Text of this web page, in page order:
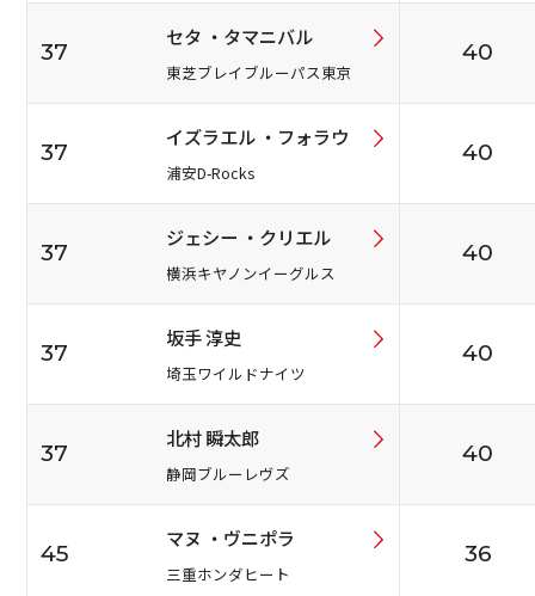
37
セタ ・タマニバル
東芝ブレイブルーパス東京
40
37
イズラエル ・フォラウ
浦安D-Rocks
40
37
ジェシー ・クリエル
横浜キヤノンイーグルス
40
37
坂手 淳史
埼玉ワイルドナイツ
40
37
北村 瞬太郎
静岡ブルーレヴズ
40
45
マヌ ・ヴニポラ
三重ホンダヒート
36